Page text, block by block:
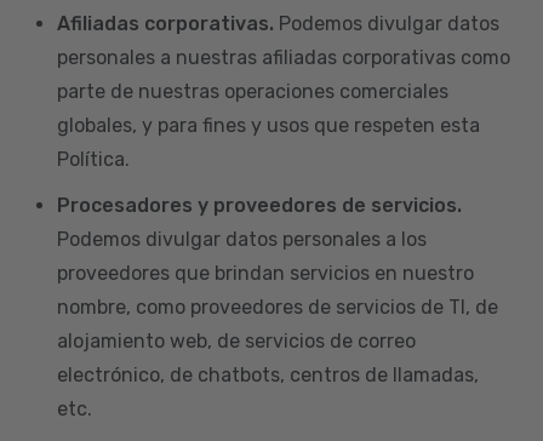
Afiliadas corporativas. Podemos divulgar datos
personales a nuestras afiliadas corporativas como
parte de nuestras operaciones comerciales
globales, y para fines y usos que respeten esta
Política.
Procesadores y proveedores de servicios.
Podemos divulgar datos personales a los
proveedores que brindan servicios en nuestro
nombre, como proveedores de servicios de TI, de
alojamiento web, de servicios de correo
electrónico, de chatbots, centros de llamadas,
etc.